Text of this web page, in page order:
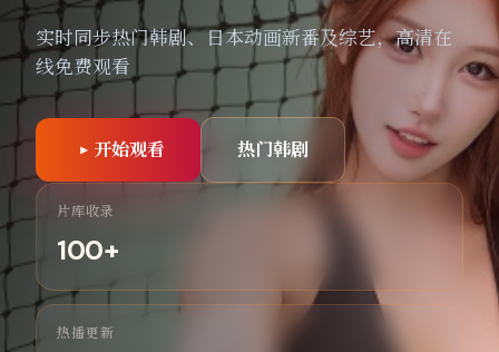
实时同步热门韩剧、日本动画新番及综艺，高清在
线免费观看
开始观看 热门韩剧
片库收录
100+
热播更新